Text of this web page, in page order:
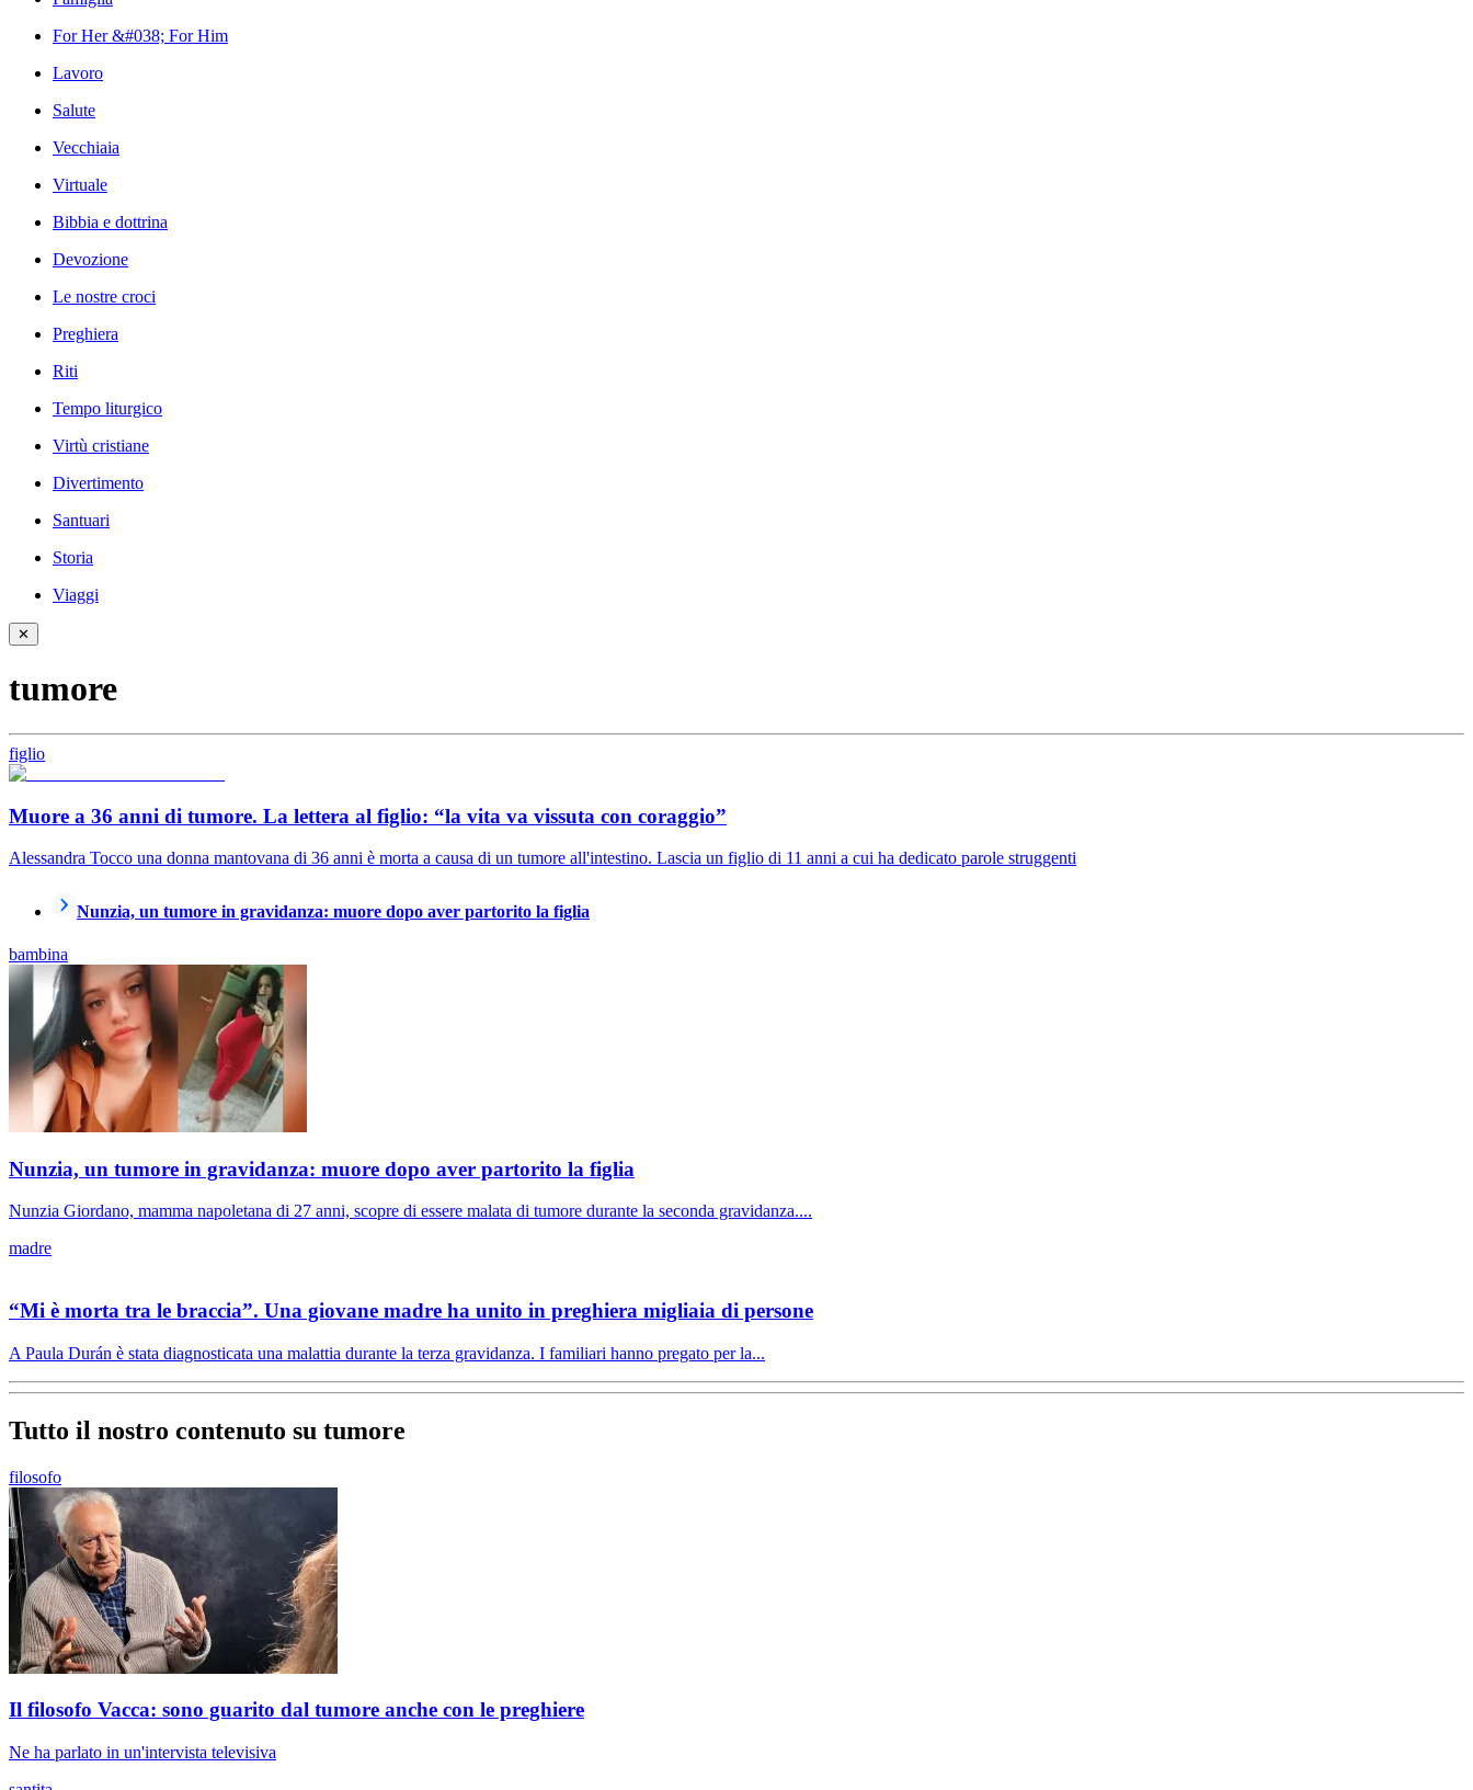
For Her &#038; For Him
Lavoro
Salute
Vecchiaia
Virtuale
Bibbia e dottrina
Devozione
Le nostre croci
Preghiera
Riti
Tempo liturgico
Virtù cristiane
Divertimento
Santuari
Storia
Viaggi
✕
tumore
figlio
Muore a 36 anni di tumore. La lettera al figlio: “la vita va vissuta con coraggio”
Alessandra Tocco una donna mantovana di 36 anni è morta a causa di un tumore all'intestino. Lascia un figlio di 11 anni a cui ha dedicato parole struggenti
Nunzia, un tumore in gravidanza: muore dopo aver partorito la figlia
bambina
Nunzia, un tumore in gravidanza: muore dopo aver partorito la figlia
Nunzia Giordano, mamma napoletana di 27 anni, scopre di essere malata di tumore durante la seconda gravidanza....
madre
“Mi è morta tra le braccia”. Una giovane madre ha unito in preghiera migliaia di persone
A Paula Durán è stata diagnosticata una malattia durante la terza gravidanza. I familiari hanno pregato per la...
Tutto il nostro contenuto su tumore
filosofo
Il filosofo Vacca: sono guarito dal tumore anche con le preghiere
Ne ha parlato in un'intervista televisiva